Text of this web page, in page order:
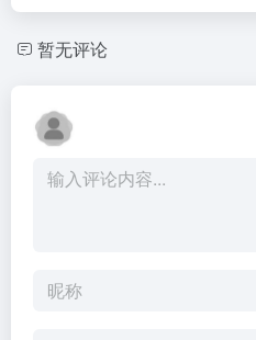
暂无评论